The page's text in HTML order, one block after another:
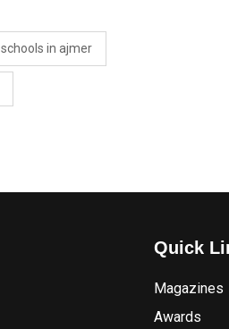
schools in ajmer
Quick
Magazines
Awards